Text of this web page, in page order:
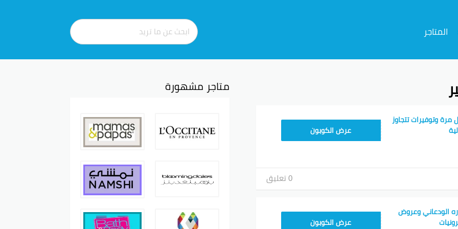
المتاجر
وتوفيرات تتجاوز
AC409عرض الكوبون
0 تعليق
الودعاني وعروض
FDL301عرض الكوبون
متاجر مشهورة